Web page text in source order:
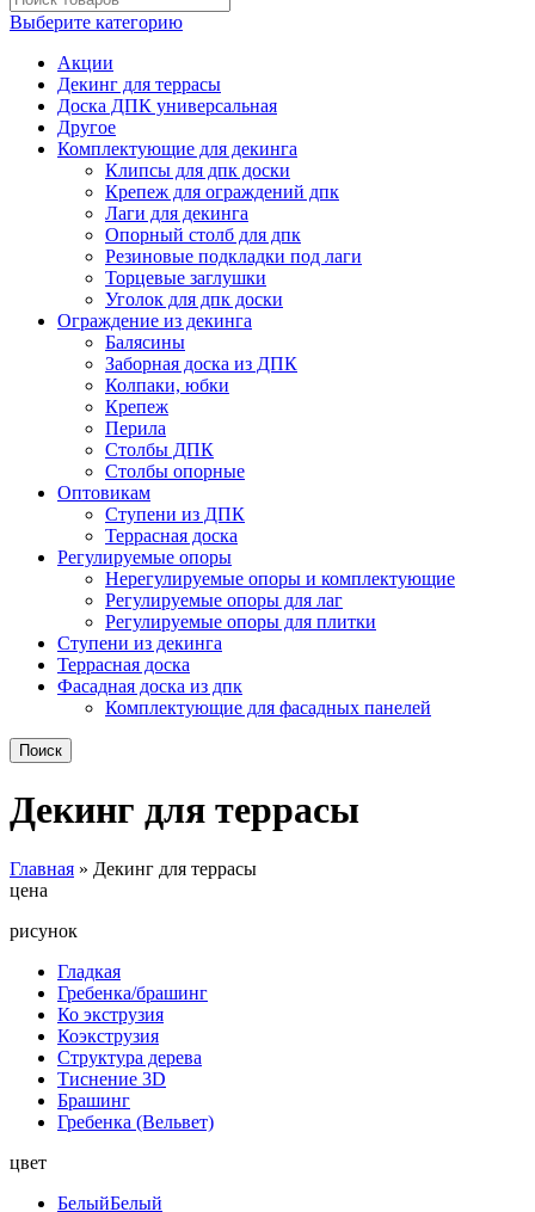
Выберите категорию
Акции
Декинг для террасы
Доска ДПК универсальная
Другое
Комплектующие для декинга
Клипсы для дпк доски
Крепеж для ограждений дпк
Лаги для декинга
Опорный столб для дпк
Резиновые подкладки под лаги
Торцевые заглушки
Уголок для дпк доски
Ограждение из декинга
Балясины
Заборная доска из ДПК
Колпаки, юбки
Крепеж
Перила
Столбы ДПК
Столбы опорные
Оптовикам
Ступени из ДПК
Террасная доска
Регулируемые опоры
Нерегулируемые опоры и комплектующие
Регулируемые опоры для лаг
Регулируемые опоры для плитки
Ступени из декинга
Террасная доска
Фасадная доска из дпк
Комплектующие для фасадных панелей
Поиск
Декинг для террасы
Главная » Декинг для террасы
цена
рисунок
Гладкая
Гребенка/брашинг
Ко экструзия
Коэкструзия
Структура дерева
Тиснение 3D
Брашинг
Гребенка (Вельвет)
цвет
БелыйБелый